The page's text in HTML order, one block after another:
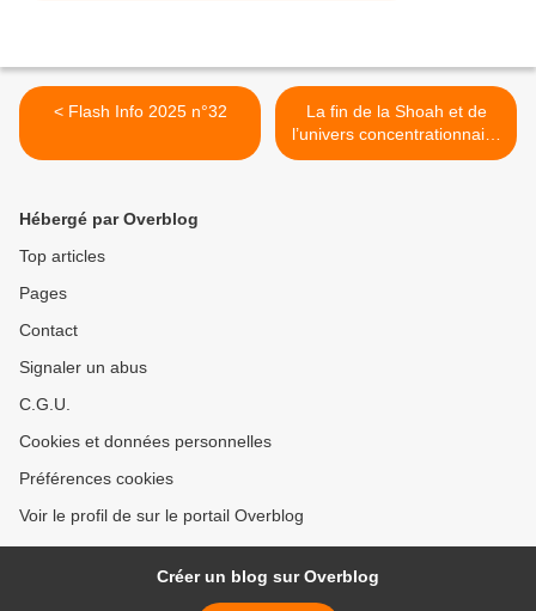
< Flash Info 2025 n°32
La fin de la Shoah et de
l’univers concentrationnaire
nazi. Survivre, témoigner,
Hébergé par Overblog
Top articles
Pages
Contact
Signaler un abus
C.G.U.
Cookies et données personnelles
Préférences cookies
Voir le profil de sur le portail Overblog
Créer un blog sur Overblog